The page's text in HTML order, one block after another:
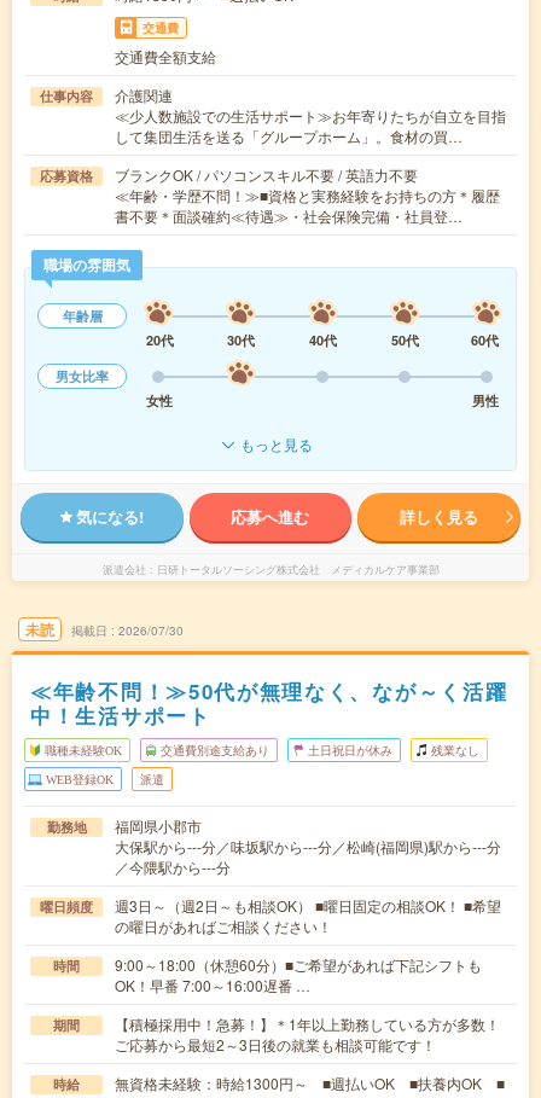
交通費
交通費全額支給
仕事内容
介護関連
≪少人数施設での生活サポート≫お年寄りたちが自立を目指
して集団生活を送る「グループホーム」。食材の買…
応募資格
ブランクOK / パソコンスキル不要 / 英語力不要
≪年齢・学歴不問！≫■資格と実務経験をお持ちの方＊履歴
書不要＊面談確約≪待遇≫・社会保険完備・社員登…
職場の雰囲気
年齢層
20代
30代 40代 50代
60代
男女比率
女性
男性
もっと見る
気になる! 応募へ進む 詳しく見る
派遣会社 日研トータルソーシング株式会社 メディカルケア事業部
未読 掲載日 2026/07/30
≪年齢不問！≫50代が無理なく、なが～く活躍
中！生活サポート
職種未経験OK 交通費別途支給あり 土日祝日が休み 残業なし
WEB登録OK 派遣
勤務地
福岡県小郡市
大保駅から---分／味坂駅から---分／松崎(福岡県)駅から---分
／今隈駅から---分
曜日頻度
週3日～（週2日～も相談OK） ■曜日固定の相談OK！ ■希望
の曜日があればご相談ください！
時間
9:00～18:00（休憩60分）■ご希望があれば下記シフトも
OK！早番 7:00～16:00遅番 …
期間
【積極採用中！急募！】＊1年以上勤務している方が多数！
ご応募から最短2～3日後の就業も相談可能です！
時給
無資格未経験：時給1300円～ ■週払いOK ■扶養内OK ■